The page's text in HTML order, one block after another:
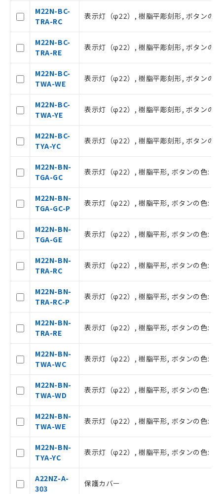
M22N-BC-
TRA-RC
表示灯（φ22）, 樹脂平彫刻形, ボタンの
M22N-BC-
TRA-RE
表示灯（φ22）, 樹脂平彫刻形, ボタンの
M22N-BC-
TWA-WE
表示灯（φ22）, 樹脂平彫刻形, ボタンの
M22N-BC-
TWA-YE
表示灯（φ22）, 樹脂平彫刻形, ボタンの
M22N-BC-
TYA-YC
表示灯（φ22）, 樹脂平彫刻形, ボタンの
M22N-BN-
TGA-GC
表示灯（φ22）, 樹脂平形, ボタンの色:
M22N-BN-
TGA-GC-P
表示灯（φ22）, 樹脂平形, ボタンの色:
M22N-BN-
TGA-GE
表示灯（φ22）, 樹脂平形, ボタンの色:
M22N-BN-
TRA-RC
表示灯（φ22）, 樹脂平形, ボタンの色:
M22N-BN-
TRA-RC-P
表示灯（φ22）, 樹脂平形, ボタンの色:
M22N-BN-
TRA-RE
表示灯（φ22）, 樹脂平形, ボタンの色:
M22N-BN-
TWA-WC
表示灯（φ22）, 樹脂平形, ボタンの色:
M22N-BN-
TWA-WD
表示灯（φ22）, 樹脂平形, ボタンの色:
M22N-BN-
TWA-WE
表示灯（φ22）, 樹脂平形, ボタンの色:
M22N-BN-
TYA-YC
表示灯（φ22）, 樹脂平形, ボタンの色:
A22NZ-A-
303
保護カバー
記
号
○ 一定数以上の在庫あり
△ 一定数には満たないが在庫あり
－
たはお客様担当のオムロン制御
空
白
受注生産機種、また在庫状況の
ご利用条件
以下の条件をお読みいただき、同意のうえ
ご利用ください。
本サービスは、当社制御機器事業取扱
商品の当社在庫状況および標準価格(税
抜)を提供させていただくものです。
当社制御機器事業取扱商品の中には、
本サービスの対象外となる商品もある
ことをご了承ください。
在庫状況および標準価格照会結果は、
記載している更新日時点での社内デー
タに基づき作成されるものであり、閲
覧された時点での実際の在庫および標
準価格とは異なる場合があることをご
了承ください。
正式な納期状況および標準価格はお客
様のお取引先、またはお客様担当のオ
ムロン制御機器販売店・当社販売員に
ご相談ください。
オムロン制御機器販売店や当社販売拠
点は「販売ネットワーク
」をご確認
ください。
在庫状況および標準価格結果を当社の
事前の承諾なく第三者に漏洩または開
示しないようお願いします。
マイパーツ機能（部品リスト作成サー
ビス）をご利用いただくには、I-Web
メンバーズにご登録されている必要が
あります。
お客様が当ウェブサイト上で当社にご
登録された部品リストについて、当社
および当社の共同利用者が、当社の製
品・サービスに関するお客様との取
引・商談に必要な範囲で利用すること